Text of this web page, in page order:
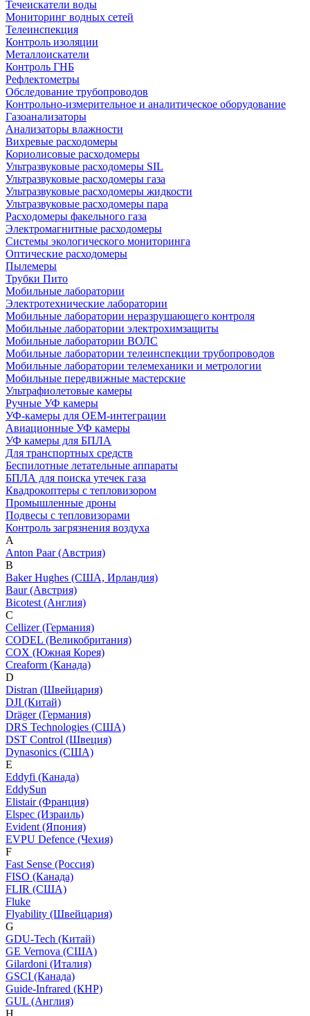
Течеискатели воды
Мониторинг водных сетей
Телеинспекция
Контроль изоляции
Металлоискатели
Контроль ГНБ
Рефлектометры
Обследование трубопроводов
Контрольно-измерительное и аналитическое оборудование
Газоанализаторы
Анализаторы влажности
Вихревые расходомеры
Кориолисовые расходомеры
Ультразвуковые расходомеры SIL
Ультразвуковые расходомеры газа
Ультразвуковые расходомеры жидкости
Ультразвуковые расходомеры пара
Расходомеры факельного газа
Электромагнитные расходомеры
Системы экологического мониторинга
Оптические расходомеры
Пылемеры
Трубки Пито
Мобильные лаборатории
Электротехнические лаборатории
Мобильные лаборатории неразрушающего контроля
Мобильные лаборатории электрохимзащиты
Мобильные лаборатории ВОЛС
Мобильные лаборатории телеинспекции трубопроводов
Мобильные лаборатории телемеханики и метрологии
Мобильные передвижные мастерские
Ультрафиолетовые камеры
Ручные УФ камеры
УФ-камеры для OEM-интеграции
Авиационные УФ камеры
УФ камеры для БПЛА
Для транспортных средств
Беспилотные летательные аппараты
БПЛА для поиска утечек газа
Квадрокоптеры с тепловизором
Промышленные дроны
Подвесы с тепловизорами
Контроль загрязнения воздуха
A
Anton Paar (Австрия)
B
Baker Hughes (США, Ирландия)
Baur (Австрия)
Bicotest (Англия)
C
Cellizer (Германия)
CODEL (Великобритания)
COX (Южная Корея)
Creaform (Канада)
D
Distran (Швейцария)
DJI (Китай)
Dräger (Германия)
DRS Technologies (США)
DST Control (Швеция)
Dynasonics (США)
E
Eddyfi (Канада)
EddySun
Elistair (Франция)
Elspec (Израиль)
Evident (Япония)
EVPU Defence (Чехия)
F
Fast Sense (Россия)
FISO (Канада)
FLIR (США)
Fluke
Flyability (Швейцария)
G
GDU-Tech (Китай)
GE Vernova (США)
Gilardoni (Италия)
GSCI (Канада)
Guide-Infrared (КНР)
GUL (Англия)
H